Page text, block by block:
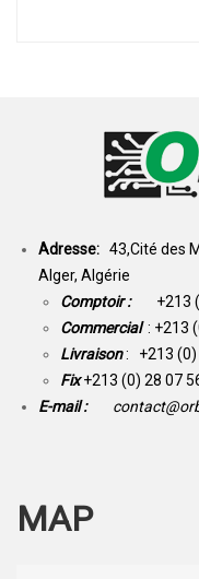
Adresse: 43,Cité des
Alger, Algérie
Comptoir : +213
Commercial : +213
Livraison: +213 (0)
Fix +213 (0) 28 07
E-mail :
MAP